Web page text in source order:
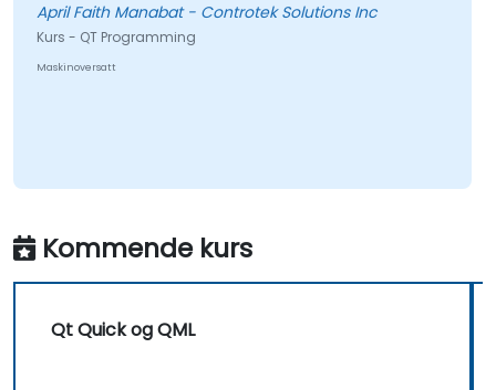
April Faith Manabat - Controtek Solutions Inc
Kurs - QT Programming
Maskinoversatt
Kommende kurs
Qt Quick og QML